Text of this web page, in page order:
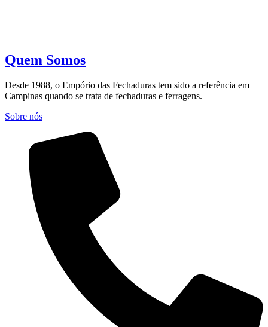
Quem Somos
Desde 1988, o Empório das Fechaduras tem sido a referência em
Campinas quando se trata de fechaduras e ferragens.
Sobre nós